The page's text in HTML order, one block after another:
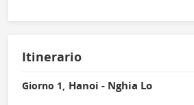
Itinerario
Giorno 1, Hanoi - Nghia Lo